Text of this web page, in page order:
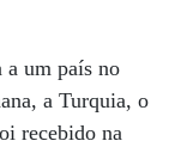
um país no
a Turquia, o
recebido na